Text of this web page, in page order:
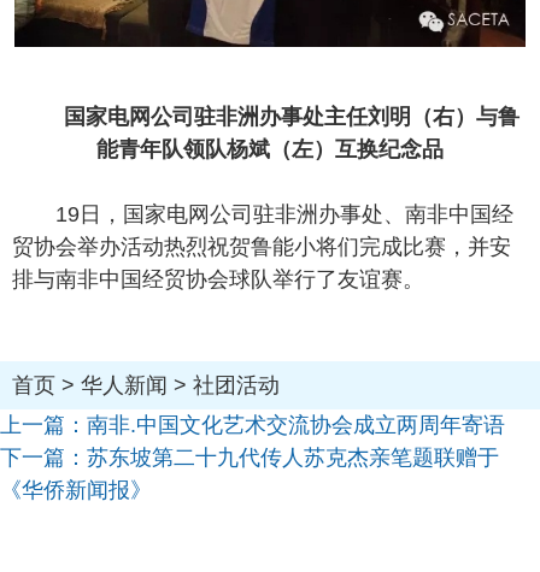
国家电网公司驻非洲办事处主任刘明（右）与鲁
能青年队领队杨斌（左）互换纪念品
19日，国家电网公司驻非洲办事处、南非中国经
贸协会举办活动热烈祝贺鲁能小将们完成比赛，并安
排与南非中国经贸协会球队举行了友谊赛。
首页 > 华人新闻 > 社团活动
上一篇： 南非.中国文化艺术交流协会成立两周年寄语
下一篇： 苏东坡第二十九代传人苏克杰亲笔题联赠于
《华侨新闻报》